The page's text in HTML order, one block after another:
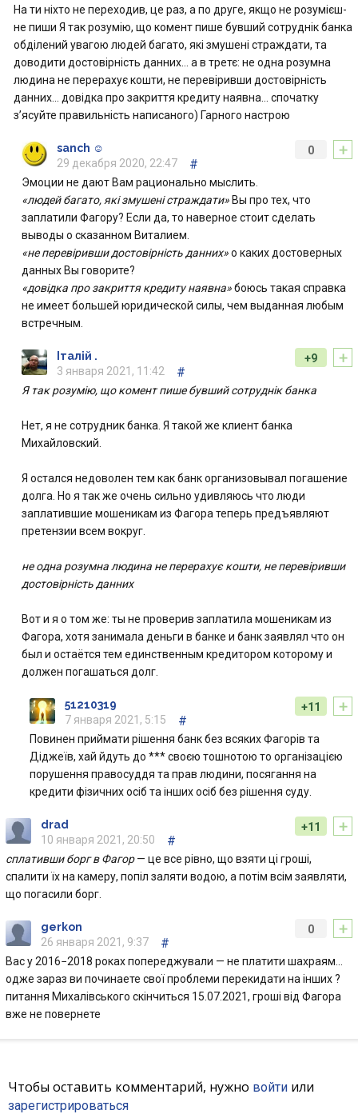
На ти ніхто не переходив, це раз, а по друге, якщо не розумієш-
не пиши Я так розумію, що комент пише бувший сотруднік банка
обділений увагою людей багато, які змушені страждати, та
доводити достовірність данних… а в третє: не одна розумна
людина не перерахує кошти, не перевіривши достовірність
данних… довідка про закриття кредиту наявна… спочатку
з’ясуйте правильність написаного) Гарного настрою
+
0
sanch ☺
29 декабря 2020, 22:47
#
Эмоции не дают Вам рационально мыслить.
«людей багато, які змушені страждати» Вы про тех, что
заплатили Фагору? Если да, то наверное стоит сделать
выводы о сказанном Виталием.
«не перевіривши достовірність данних»о каких достоверных
данных Вы говорите?
«довідка про закриття кредиту наявна»боюсь такая справка
не имеет большей юридической силы, чем выданная любым
встречным.
+
+9
Італій .
3 января 2021, 11:42
#
Я так розумію, що комент пише бувший сотруднік банка
Нет, я не сотрудник банка. Я такой же клиент банка
Михайловский.
Я остался недоволен тем как банк организовывал погашение
долга. Но я так же очень сильно удивляюсь что люди
заплатившие мошеникам из Фагора теперь предъявляют
претензии всем вокруг.
не одна розумна людина не перерахує кошти, не перевіривши
достовірність данних
Вот и я о том же: ты не проверив заплатила мошеникам из
Фагора, хотя занимала деньги в банке и банк заявлял что он
был и остаётся тем единственным кредитором которому и
должен погашаться долг.
+
+11
51210319
7 января 2021, 5:15
#
Повинен приймати рішення банк без всяких Фагорів та
Діджеїв, хай йдуть до *** своєю тошнотою то організацією
порушення правосуддя та прав людини, посягання на
кредити фізичних осіб та інших осіб без рішення суду.
+
+11
drad
10 января 2021, 20:50
#
сплативши борг в Фагор— це все рівно, що взяти ці гроші,
спалити їх на камеру, попіл заляти водою, а потім всім заявляти,
що погасили борг.
+
0
gerkon
26 января 2021, 9:37
#
Вас у 2016−2018 роках попереджували — не платити шахраям…
одже зараз ви починаете свої проблеми перекидати на інших ?
питання Михалівського скінчиться 15.07.2021, гроші від Фагора
вже не повернете
Чтобы оставить комментарий, нужно войти или
зарегистрироваться